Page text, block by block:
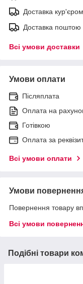
Доставка кур'єром
Доставка поштою
Всі умови доставки
Умови оплати
Післяплата
Оплата на
Готівкою
Оплата за
Всі умови оплати
Умови
Повернення товару
Всі умови
Подібні товари